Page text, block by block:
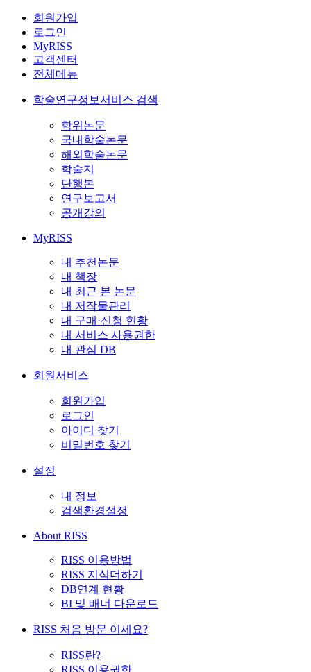
회원가입
로그인
MyRISS
고객센터
전체메뉴
학술연구정보서비스 검색
학위논문
국내학술논문
해외학술논문
학술지
단행본
연구보고서
공개강의
MyRISS
내 추천논문
내 책장
내 최근 본 논문
내 저작물관리
내 구매·신청 현황
내 서비스 사용권한
내 관심 DB
회원서비스
회원가입
로그인
아이디 찾기
비밀번호 찾기
설정
내 정보
검색환경설정
About RISS
RISS 이용방법
RISS 지식더하기
DB연계 현황
BI 및 배너 다운로드
RISS 처음 방문 이세요?
RISS란?
RISS 이용권한